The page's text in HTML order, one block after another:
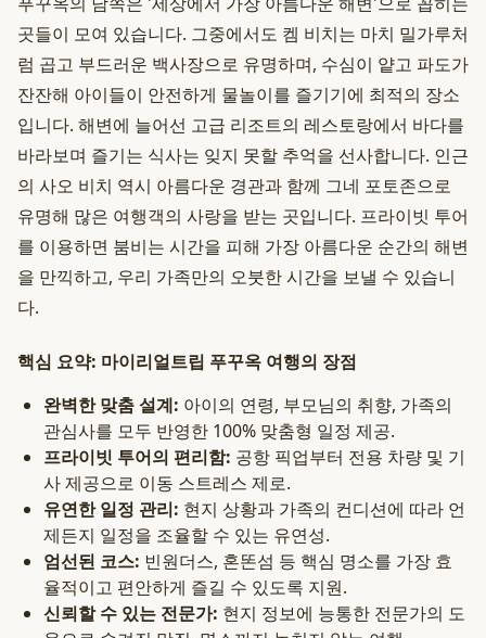
곳들이 모여 있습니다. 그중에서도 켐 비치는 마치 밀가루처
럼 곱고 부드러운 백사장으로 유명하며, 수심이 얕고 파도가
잔잔해 아이들이 안전하게 물놀이를 즐기기에 최적의 장소
입니다. 해변에 늘어선 고급 리조트의 레스토랑에서 바다를
바라보며 즐기는 식사는 잊지 못할 추억을 선사합니다. 인근
의 사오 비치 역시 아름다운 경관과 함께 그네 포토존으로
유명해 많은 여행객의 사랑을 받는 곳입니다. 프라이빗 투어
를 이용하면 붐비는 시간을 피해 가장 아름다운 순간의 해변
을 만끽하고, 우리 가족만의 오붓한 시간을 보낼 수 있습니
다.
핵심 요약: 마이리얼트립 푸꾸옥 여행의 장점
완벽한 맞춤 설계: 아이의 연령, 부모님의 취향, 가족의
관심사를 모두 반영한 100% 맞춤형 일정 제공.
프라이빗 투어의 편리함: 공항 픽업부터 전용 차량 및 기
사 제공으로 이동 스트레스 제로.
유연한 일정 관리: 현지 상황과 가족의 컨디션에 따라 언
제든지 일정을 조율할 수 있는 유연성.
엄선된 코스: 빈원더스, 혼똔섬 등 핵심 명소를 가장 효
율적이고 편안하게 즐길 수 있도록 지원.
신뢰할 수 있는 전문가: 현지 정보에 능통한 전문가의 도